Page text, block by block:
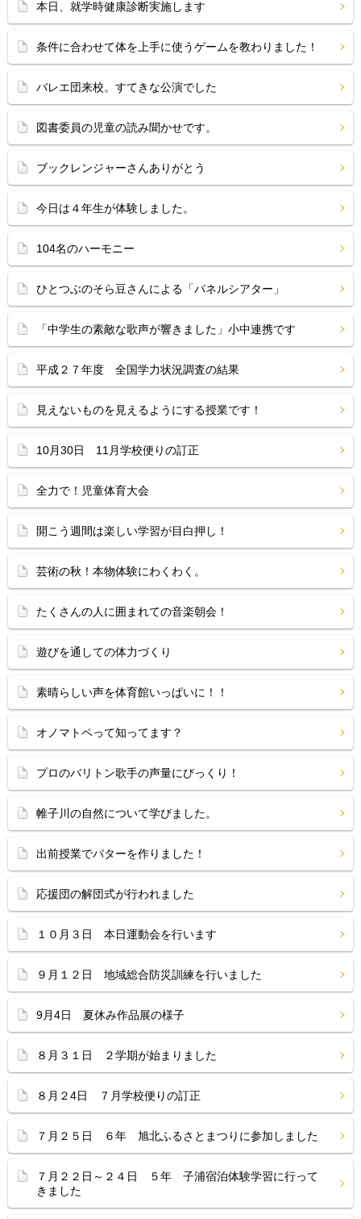
本日、就学時健康診断実施します
条件に合わせて体を上手に使うゲームを教わりました！
バレエ団来校。すてきな公演でした
図書委員の児童の読み聞かせです。
ブックレンジャーさんありがとう
今日は４年生が体験しました。
104名のハーモニー
ひとつぶのそら豆さんによる「パネルシアター」
「中学生の素敵な歌声が響きました」小中連携です
平成２７年度 全国学力状況調査の結果
見えないものを見えるようにする授業です！
10月30日 11月学校便りの訂正
全力で！児童体育大会
開こう週間は楽しい学習が目白押し！
芸術の秋！本物体験にわくわく。
たくさんの人に囲まれての音楽朝会！
遊びを通しての体力づくり
素晴らしい声を体育館いっぱいに！！
オノマトペって知ってます？
プロのバリトン歌手の声量にびっくり！
帷子川の自然について学びました。
出前授業でバターを作りました！
応援団の解団式が行われました
１０月３日 本日運動会を行います
９月１２日 地域総合防災訓練を行いました
9月4日 夏休み作品展の様子
８月３１日 ２学期が始まりました
８月２4日 ７月学校便りの訂正
７月２５日 ６年 旭北ふるさとまつりに参加しました
７月２２日～２４日 ５年 子浦宿泊体験学習に行って
きました